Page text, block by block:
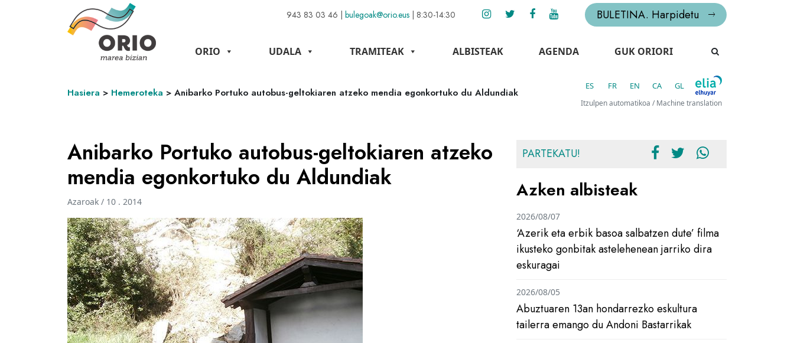
943 83 03 46 | bulegoak@orio.eus | 8:30-14:30 BULETINA. Harpidetu
ORIO UDALA TRAMITEAK ALBISTEAK AGENDA GUK ORIORI
Hasiera > Hemeroteka > Anibarko Portuko autobus-geltokiaren atzeko mendia egonkortuko du Aldundiak
ES FR EN CA GL
Itzulpen automatikoa / Machine translation
Anibarko Portuko autobus-geltokiaren atzeko
mendia egonkortuko du Aldundiak
Azaroak / 10 . 2014
PARTEKATU!
Azken albisteak
‘Azerik eta erbik basoa salbatzen dute’ filma
ikusteko gonbitak astelehenean jarriko dira
eskuragai
2026/08/07
Abuztuaren 13an hondarrezko eskultura
tailerra emango du Andoni Bastarrikak
2026/08/05